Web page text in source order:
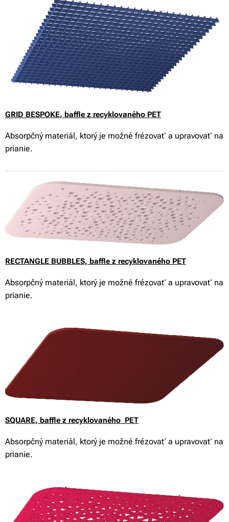
GRID BESPOKE, baffle z recyklovaného PET
Absorpčný materiál, ktorý je možné frézovať a upravovať na
prianie.
RECTANGLE BUBBLES, baffle z recyklovaného PET
Absorpčný materiál, ktorý je možné frézovať a upravovať na
prianie.
SQUARE, baffle z recyklovaného PET
Absorpčný materiál, ktorý je možné frézovať a upravovať na
prianie.